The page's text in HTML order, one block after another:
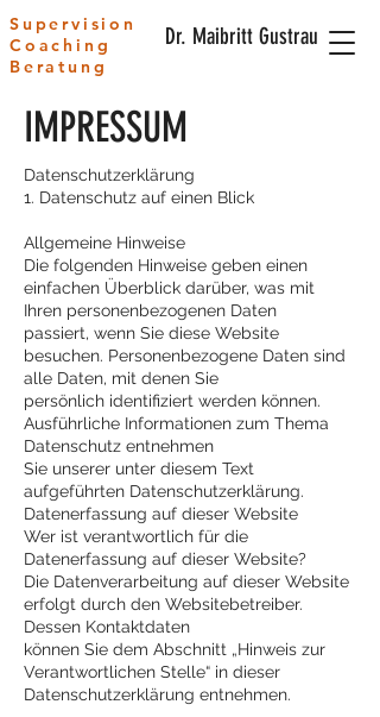
Supervision
Coaching
Beratung
Dr. Maibritt Gustrau
IMPRESSUM
Datenschutzerklärung
1. Datenschutz auf einen Blick
Allgemeine Hinweise
Die folgenden Hinweise geben einen
einfachen Überblick darüber, was mit
Ihren personenbezogenen Daten
passiert, wenn Sie diese Website
besuchen. Personenbezogene Daten sind
alle Daten, mit denen Sie
persönlich identifiziert werden können.
Ausführliche Informationen zum Thema
Datenschutz entnehmen
Sie unserer unter diesem Text
aufgeführten Datenschutzerklärung.
Datenerfassung auf dieser Website
Wer ist verantwortlich für die
Datenerfassung auf dieser Website?
Die Datenverarbeitung auf dieser Website
erfolgt durch den Websitebetreiber.
Dessen Kontaktdaten
können Sie dem Abschnitt „Hinweis zur
Verantwortlichen Stelle“ in dieser
Datenschutzerklärung entnehmen.